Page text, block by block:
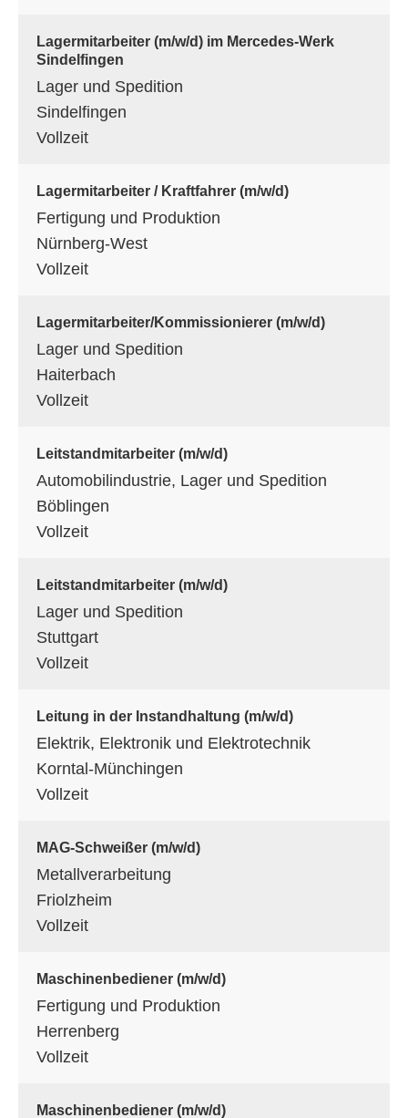
Maschinenbediener (m/w/d)
Fertigung und Produktion
Herrenberg
Vollzeit
Maschinenbediener (m/w/d)
MAG-Schweißer (m/w/d)
Metallverarbeitung
Friolzheim
Vollzeit
Leitung in der Instandhaltung (m/w/d)
Elektrik, Elektronik und Elektrotechnik
Korntal-Münchingen
Vollzeit
Leitstandmitarbeiter (m/w/d)
Automobilindustrie, Lager und Spedition
Böblingen
Vollzeit
Leitstandmitarbeiter (m/w/d)
Lager und Spedition
Stuttgart
Vollzeit
Lagermitarbeiter/Kommissionierer (m/w/d)
Lager und Spedition
Haiterbach
Vollzeit
Lagermitarbeiter / Kraftfahrer (m/w/d)
Fertigung und Produktion
Nürnberg-West
Vollzeit
Lagermitarbeiter (m/w/d) im Mercedes-Werk
Sindelfingen
Lager und Spedition
Sindelfingen
Vollzeit